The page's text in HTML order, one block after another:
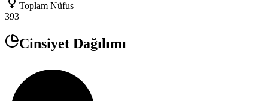
Toplam Nüfus
393
Cinsiyet Dağılımı